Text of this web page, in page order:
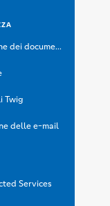
Gestione dei documenti
Twig
delle e-mail
Services